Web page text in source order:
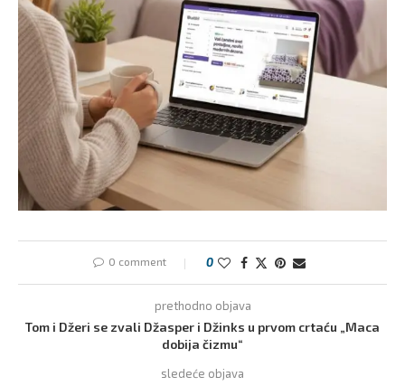
0 comment 0
prethodno objava
Tom i Džeri se zvali Džasper i Džinks u prvom crtaću „Maca
dobija čizmu“
sledeće objava